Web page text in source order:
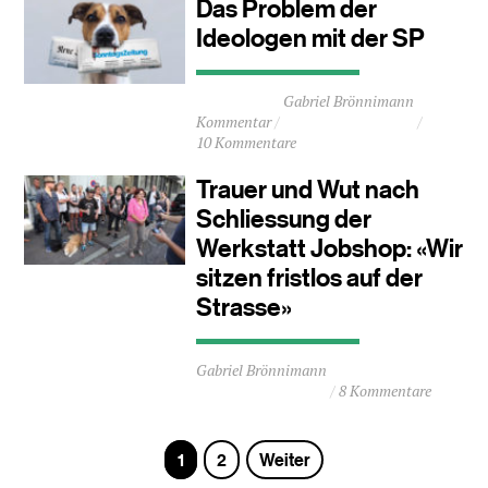
Minuten
Das Problem der
Ideologen mit der SP
Durchschnittliche
ca.
4
Kommentar
Gabriel Brönnimann
10 Kommentare
Trauer und Wut nach
Schliessung der
Werkstatt Jobshop: «Wir
sitzen fristlos auf der
Strasse»
Durchschnittliche
Lesezeit
Minuten
Gabriel Brönnimann
8 Kommentare
Seite
1 Seite
2 Weiter